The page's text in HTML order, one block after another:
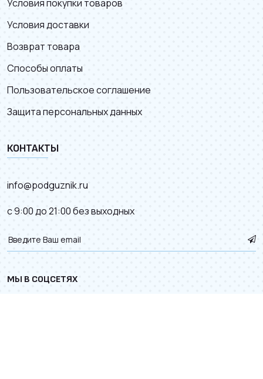
Условия покупки товаров
Условия доставки
Возврат товара
Способы оплаты
Пользовательское соглашение
Защита персональных данных
КОНТАКТЫ
info@podguznik.ru
с 9:00 до 21:00 без выходных
МЫ В СОЦСЕТЯХ